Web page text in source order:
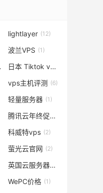
lightlayer (12)
(1)
波兰VPS (1)
惠 (3) 日本 Tiktok vps
(1)
vps主机评测 (6)
轻量服务器 (1)
腾讯云年终促销
科威特vps (2)
萤光云官网 (2)
(1) 英国云服务器
(1)
WePC价格 (1)